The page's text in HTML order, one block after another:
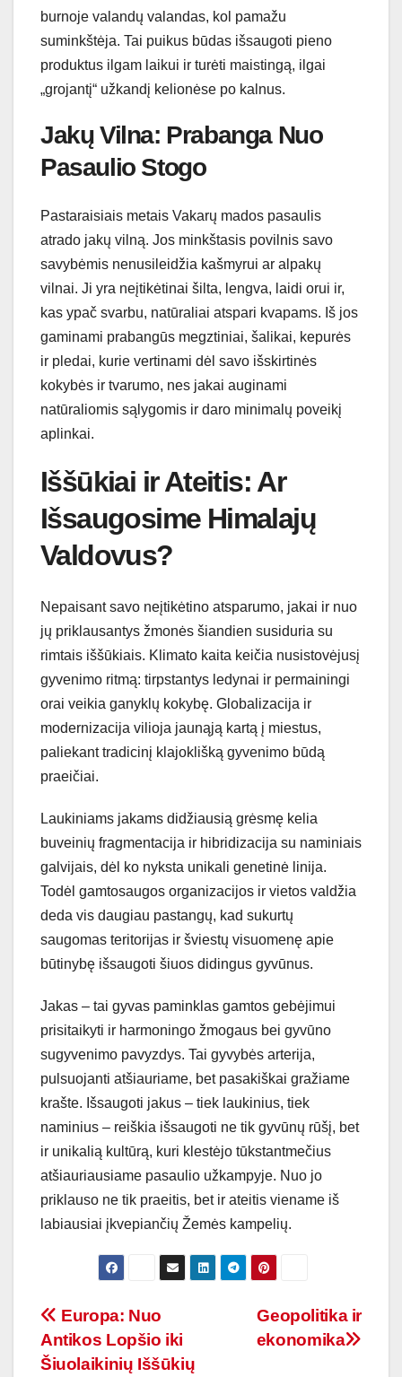
burnoje valandų valandas, kol pamažu
suminkštėja. Tai puikus būdas išsaugoti pieno
produktus ilgam laikui ir turėti maistingą, ilgai
„grojantį“ užkandį kelionėse po kalnus.
Jakų Vilna: Prabanga Nuo
Pasaulio Stogo
Pastaraisiais metais Vakarų mados pasaulis
atrado jakų vilną. Jos minkštasis povilnis savo
savybėmis nenusileidžia kašmyrui ar alpakų
vilnai. Ji yra neįtikėtinai šilta, lengva, laidi orui ir,
kas ypač svarbu, natūraliai atspari kvapams. Iš jos
gaminami prabangūs megztiniai, šalikai, kepurės
ir pledai, kurie vertinami dėl savo išskirtinės
kokybės ir tvarumo, nes jakai auginami
natūraliomis sąlygomis ir daro minimalų poveikį
aplinkai.
Iššūkiai ir Ateitis: Ar
Išsaugosime Himalajų
Valdovus?
Nepaisant savo neįtikėtino atsparumo, jakai ir nuo
jų priklausantys žmonės šiandien susiduria su
rimtais iššūkiais. Klimato kaita keičia nusistovėjusį
gyvenimo ritmą: tirpstantys ledynai ir permainingi
orai veikia ganyklų kokybę. Globalizacija ir
modernizacija vilioja jaunąją kartą į miestus,
paliekant tradicinį klajoklišką gyvenimo būdą
praeičiai.
Laukiniams jakams didžiausią grėsmę kelia
buveinių fragmentacija ir hibridizacija su naminiais
galvijais, dėl ko nyksta unikali genetinė linija.
Todėl gamtosaugos organizacijos ir vietos valdžia
deda vis daugiau pastangų, kad sukurtų
saugomas teritorijas ir šviestų visuomenę apie
būtinybę išsaugoti šiuos didingus gyvūnus.
Jakas – tai gyvas paminklas gamtos gebėjimui
prisitaikyti ir harmoningo žmogaus bei gyvūno
sugyvenimo pavyzdys. Tai gyvybės arterija,
pulsuojanti atšiauriame, bet pasakiškai gražiame
krašte. Išsaugoti jakus – tiek laukinius, tiek
naminius – reiškia išsaugoti ne tik gyvūnų rūšį, bet
ir unikalią kultūrą, kuri klestėjo tūkstantmečius
atšiauriausiame pasaulio užkampyje. Nuo jo
priklauso ne tik praeitis, bet ir ateitis viename iš
labiausiai įkvepiančių Žemės kampelių.
Navigacija
tarp
Geopolitika ir
ekonomika
Europa: Nuo
Antikos Lopšio iki
Šiuolaikinių Iššūkių